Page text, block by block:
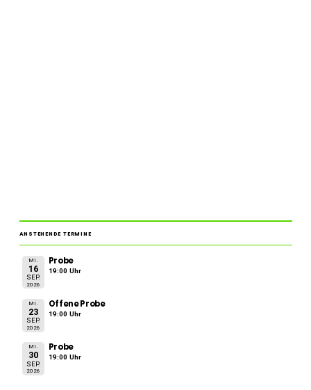
ANSTEHENDE TERMINE
MI.
16
SEP.
2026
Probe
19:00 Uhr
MI.
23
SEP.
2026
Offene Probe
19:00 Uhr
MI.
30
SEP.
2026
Probe
19:00 Uhr